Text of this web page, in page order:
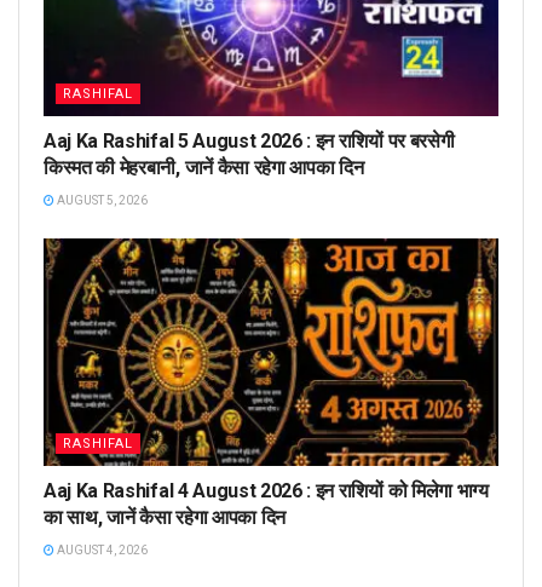
RASHIFAL
Aaj Ka Rashifal 5 August 2026 : इन राशियों पर बरसेगी
किस्मत की मेहरबानी, जानें कैसा रहेगा आपका दिन
AUGUST 5, 2026
RASHIFAL
Aaj Ka Rashifal 4 August 2026 : इन राशियों को मिलेगा भाग्य
का साथ, जानें कैसा रहेगा आपका दिन
AUGUST 4, 2026